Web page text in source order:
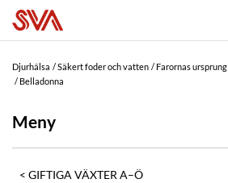
Djurhälsa Säkert foder och vatten Farornas ursprung
Belladonna
Meny
GIFTIGA VÄXTER A–Ö